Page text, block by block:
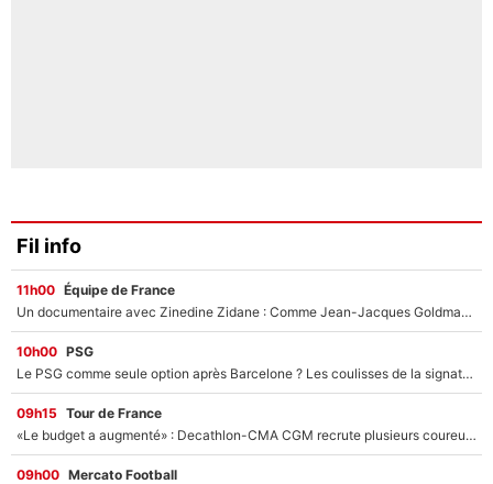
Fil info
11h00 Équipe de France
Un documentaire avec Zinedine Zidane : Comme Jean-Jacques Goldman et Mylène Farmer, le nouveau sélectionneur de l'équipe de France a recalé une journaliste très connue
10h00 PSG
Le PSG comme seule option après Barcelone ? Les coulisses de la signature historique de Lionel Messi sont révélées au grand jour !
09h15 Tour de France
«Le budget a augmenté» : Decathlon-CMA CGM recrute plusieurs coureurs pour offrir à Paul Seixas une équipe pour gagner le Tour de France 2027
09h00 Mercato Football